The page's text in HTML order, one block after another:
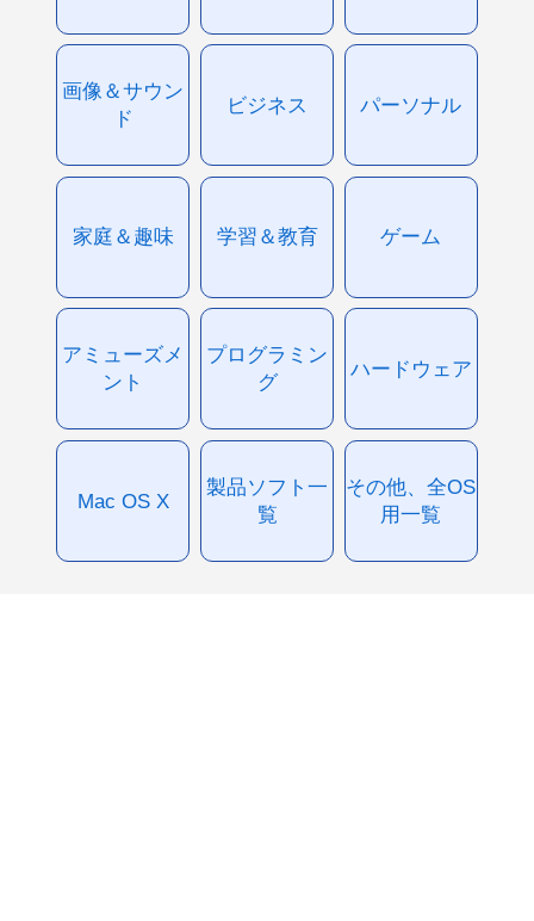
画像＆サウン
ド
ビジネス パーソナル
家庭＆趣味 学習＆教育 ゲーム
アミューズメ
ント
プログラミン
グ
ハードウェア
Mac OS X
製品ソフト一
覧
その他、全OS
用一覧